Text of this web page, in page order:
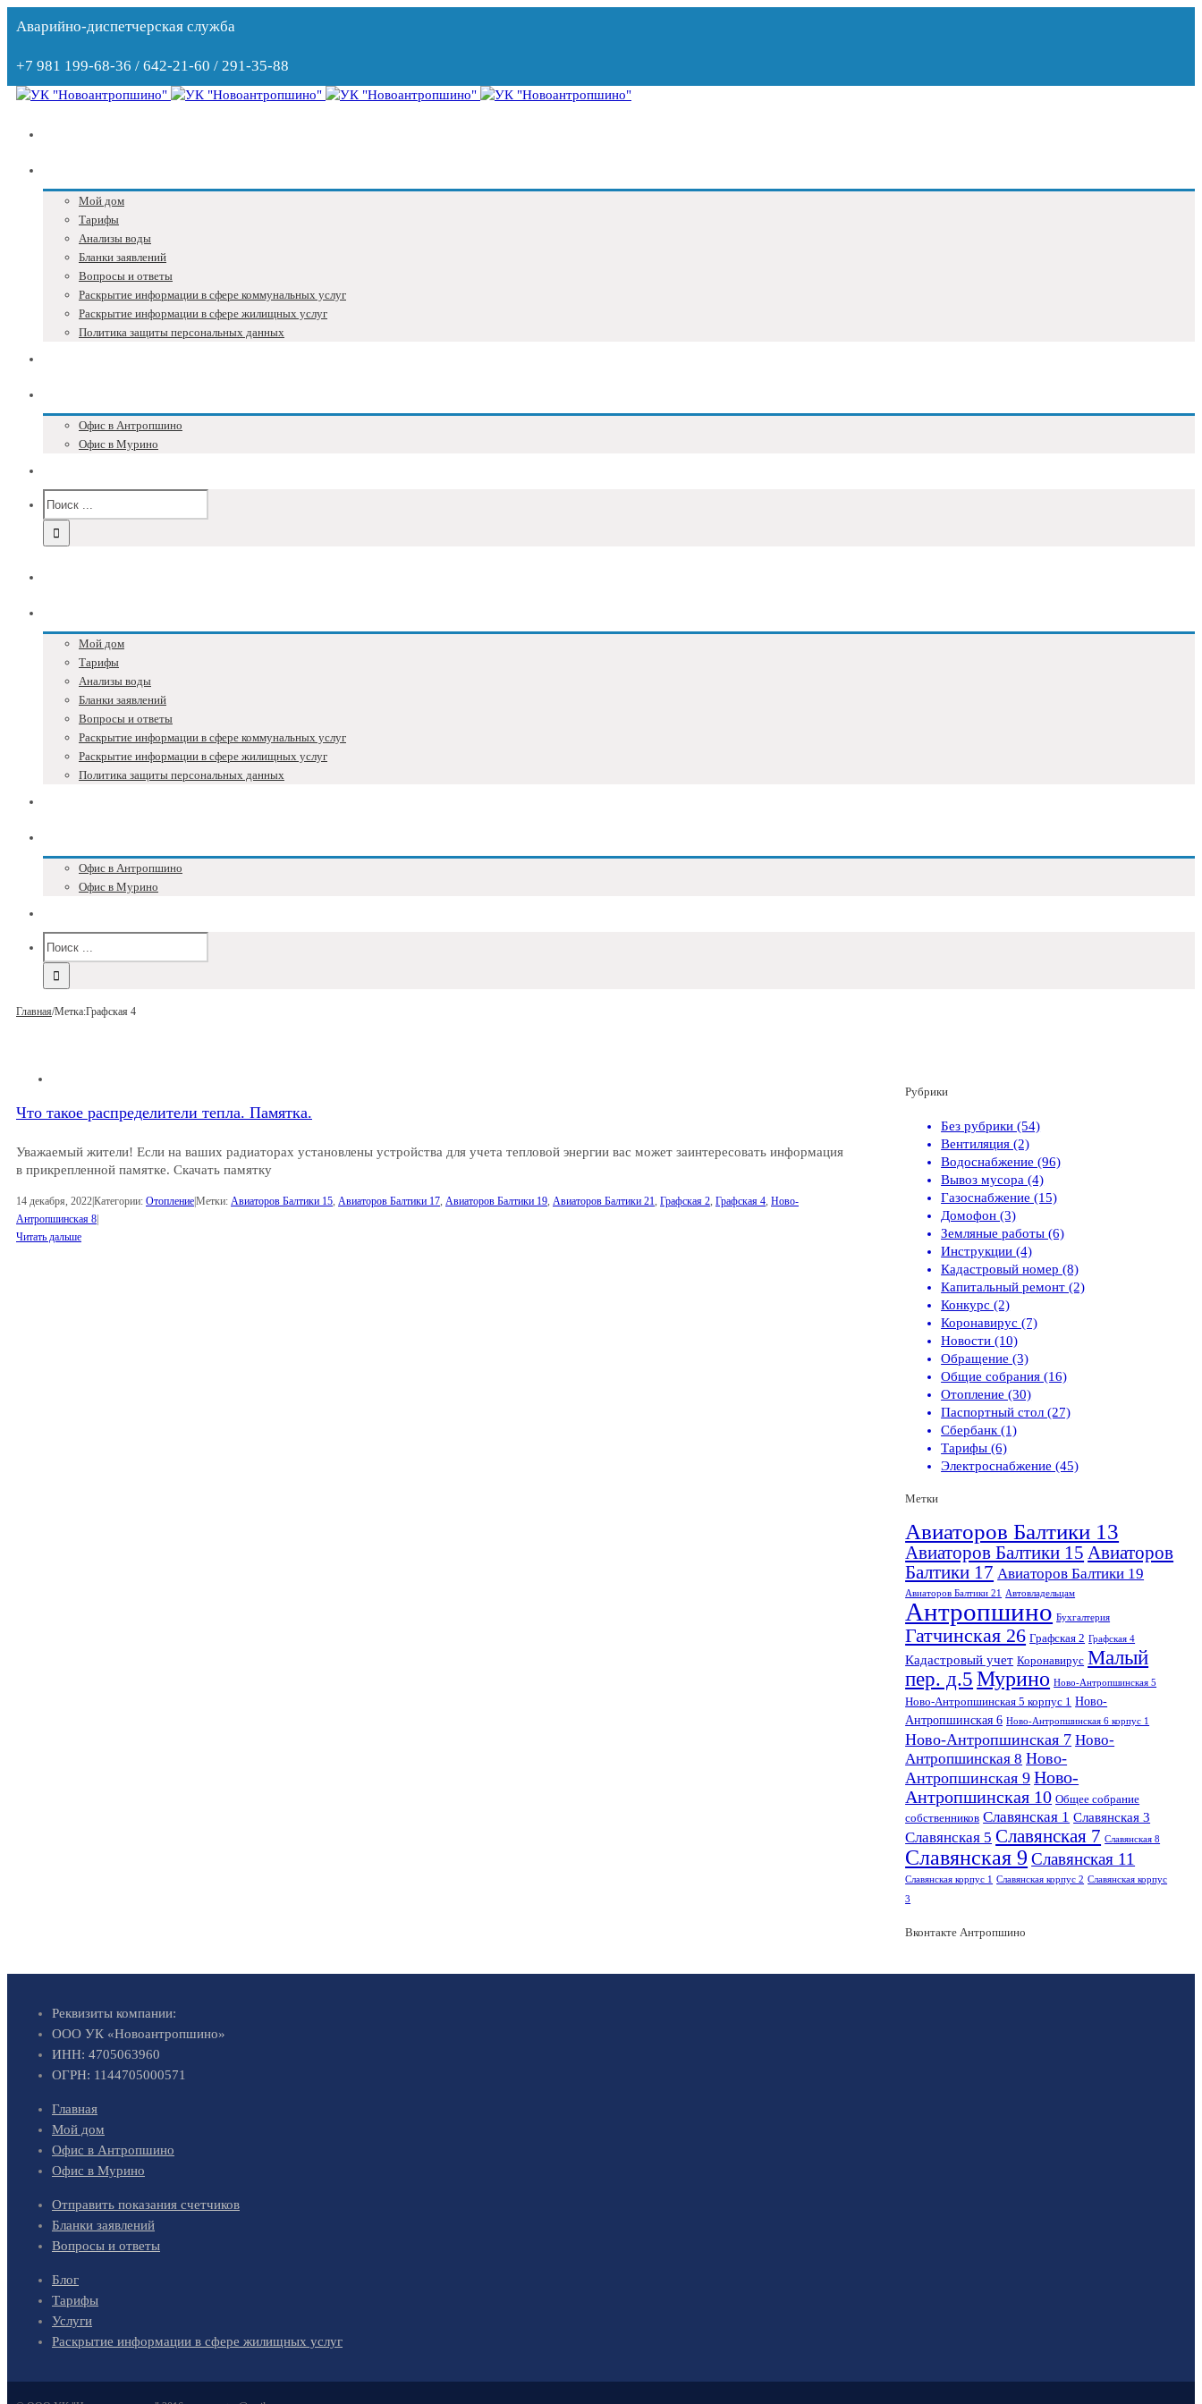
Аварийно-диспетчерская служба
+7 981 199-68-36 / 642-21-60 / 291-35-88
Мой дом
Тарифы
Анализы воды
Бланки заявлений
Вопросы и ответы
Раскрытие информации в сфере коммунальных услуг
Раскрытие информации в сфере жилищных услуг
Политика защиты персональных данных
Офис в Антропшино
Офис в Мурино
Мой дом
Тарифы
Анализы воды
Бланки заявлений
Вопросы и ответы
Раскрытие информации в сфере коммунальных услуг
Раскрытие информации в сфере жилищных услуг
Политика защиты персональных данных
Офис в Антропшино
Офис в Мурино
Главная/Метка:Графская 4
Что такое распределители тепла. Памятка.
Уважаемый жители! Если на ваших радиаторах установлены устройства для учета тепловой энергии вас может заинтересовать информация
в прикрепленной памятке. Скачать памятку
14 декабря, 2022|Категории: Отопление|Метки: Авиаторов Балтики 15 Авиаторов Балтики 17 Авиаторов Балтики 19 Авиаторов Балтики 21 Графская 2 Графская 4 Ново-
Антропшинская 8|
Читать дальше
Рубрики
Без рубрики (54)
Вентиляция (2)
Водоснабжение (96)
Вывоз мусора (4)
Газоснабжение (15)
Домофон (3)
Земляные работы (6)
Инструкции (4)
Кадастровый номер (8)
Капитальный ремонт (2)
Конкурс (2)
Коронавирус (7)
Новости (10)
Обращение (3)
Общие собрания (16)
Отопление (30)
Паспортный стол (27)
Сбербанк (1)
Тарифы (6)
Электроснабжение (45)
Метки
Авиаторов Балтики 13
Авиаторов Балтики 15 Авиаторов
Балтики 17 Авиаторов Балтики 19
Авиаторов Балтики 21 Автовладельцам
Антропшино Бухгалтерия
Гатчинская 26 Графская 2 Графская 4
Кадастровый учет Коронавирус Малый
пер. д.5Мурино Ново-Антропшинская 5
Ново-Антропшинская 5 корпус 1 Ново-
Антропшинская 6 Ново-Антропшинская 6 корпус 1
Ново-Антропшинская 7 Ново-
Антропшинская 8 Ново-
Антропшинская 9 Ново-
Антропшинская 10 Общее собрание
собственников Славянская 1 Славянская 3
Славянская 5 Славянская 7 Славянская 8
Славянская 9 Славянская 11
Славянская корпус 1 Славянская корпус 2 Славянская корпус
3
Вконтакте Антропшино
Реквизиты компании:
ООО УК «Новоантропшино»
ИНН: 4705063960
ОГРН: 1144705000571
Главная
Мой дом
Офис в Антропшино
Офис в Мурино
Отправить показания счетчиков
Бланки заявлений
Вопросы и ответы
Блог
Тарифы
Услуги
Раскрытие информации в сфере жилищных услуг